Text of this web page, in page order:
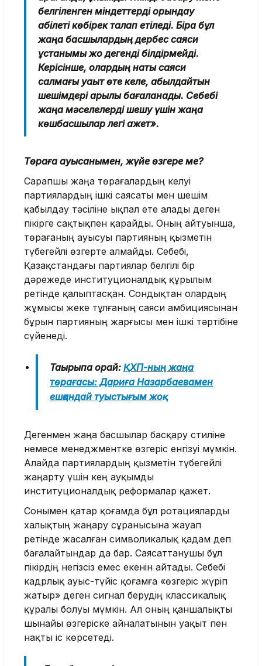
белгіленген міндеттерді орындау
қабілеті көбірек талап етіледі. Бірақ бұл
жаңа басшылардың дербес саяси
ұстанымы жоқ дегенді білдірмейді.
Керісінше, олардың нақты саяси
салмағы уақыт өте келе, қабылдайтын
шешімдері арқылы бағаланады. Себебі
жаңа мәселелерді шешу үшін жаңа
көшбасшылар легі қажет».
Төраға ауысқанымен, жүйе өзгере ме?
Сарапшы жаңа төрағалардың келуі
партиялардың ішкі саясаты мен шешім
қабылдау тәсіліне ықпал ете алады деген
пікірге сақтықпен қарайды. Оның айтуынша,
төрағаның ауысуы партияның қызметін
түбегейлі өзгерте алмайды. Себебі,
Қазақстандағы партиялар белгілі бір
дәрежеде институционалдық құрылым
ретінде қалыптасқан. Сондықтан олардың
жұмысы жеке тұлғаның саяси амбициясынан
бұрын партияның жарғысы мен ішкі тәртібіне
сүйенеді.
Тақырыпқа орай: ҚХП-ның жаңа
төрағасы: Дариға Назарбаевамен
ешқандай туыстығым жоқ
Дегенмен жаңа басшылар басқару стиліне
немесе менеджментке өзгеріс енгізуі мүмкін.
Алайда партиялардың қызметін түбегейлі
жаңарту үшін кең ауқымды
институционалдық реформалар қажет.
Сонымен қатар қоғамда бұл ротацияларды
халықтың жаңару сұранысына жауап
ретінде жасалған символикалық қадам деп
бағалайтындар да бар. Саясаттанушы бұл
пікірдің негізсіз емес екенін айтады. Себебі
кадрлық ауыс-түйіс қоғамға «өзгеріс жүріп
жатыр» деген сигнал берудің классикалық
құралы болуы мүмкін. Ал оның қаншалықты
шынайы өзгеріске айналатынын уақыт пен
нақты іс көрсетеді.